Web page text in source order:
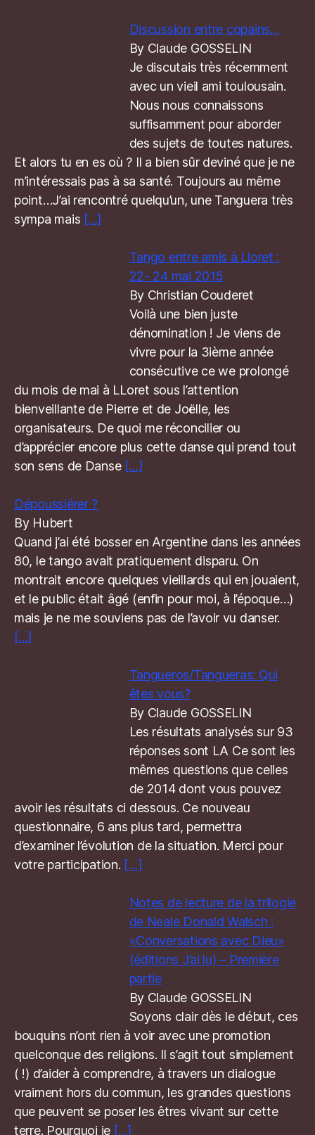
Discussion entre copains…
By Claude GOSSELIN
Je discutais très récemment
avec un vieil ami toulousain.
Nous nous connaissons
suffisamment pour aborder
des sujets de toutes natures.
Et alors tu en es où ? Il a bien sûr deviné que je ne
m’intéressais pas à sa santé. Toujours au même
point…J’ai rencontré quelqu’un, une Tanguera très
sympa mais […]
Tango entre amis à Lloret :
22- 24 mai 2015
By Christian Couderet
Voilà une bien juste
dénomination ! Je viens de
vivre pour la 3ième année
consécutive ce we prolongé
du mois de mai à LLoret sous l’attention
bienveillante de Pierre et de Joëlle, les
organisateurs. De quoi me réconcilier ou
d’apprécier encore plus cette danse qui prend tout
son sens de Danse […]
Dépoussiérer ?
By Hubert
Quand j’ai été bosser en Argentine dans les années
80, le tango avait pratiquement disparu. On
montrait encore quelques vieillards qui en jouaient,
et le public était âgé (enfin pour moi, à l’époque…)
mais je ne me souviens pas de l’avoir vu danser.
[…]
Tangueros/Tangueras: Qui
êtes vous?
By Claude GOSSELIN
Les résultats analysés sur 93
réponses sont LA Ce sont les
mêmes questions que celles
de 2014 dont vous pouvez
avoir les résultats ci dessous. Ce nouveau
questionnaire, 6 ans plus tard, permettra
d’examiner l’évolution de la situation. Merci pour
votre participation. […]
Notes de lecture de la trilogie
de Neale Donald Walsch :
«Conversations avec Dieu»
(éditions J’ai lu) – Première
partie
By Claude GOSSELIN
Soyons clair dès le début, ces
bouquins n’ont rien à voir avec une promotion
quelconque des religions. Il s’agit tout simplement
( !) d’aider à comprendre, à travers un dialogue
vraiment hors du commun, les grandes questions
que peuvent se poser les êtres vivant sur cette
terre. Pourquoi je […]